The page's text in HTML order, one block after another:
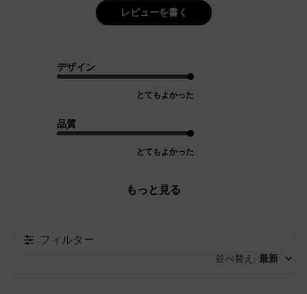
レビューを書く
デザイン
とてもよかった
品質
とてもよかった
もっと見る
フィルター
並べ替え : 最新